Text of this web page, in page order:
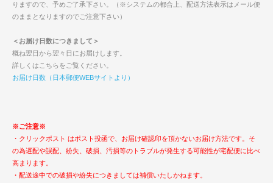
りますので、予めご了承下さい。（※システムの都合上、配送方法表示はメール便
のままとなりますのでご注意下さい）
＜お届け日数につきまして＞
概ね翌日から翌々日にお届けします。
詳しくはこちらをご覧ください。
お届け日数（日本郵便WEBサイトより）
※ご注意※
・クリックポスト はポスト投函で、お届け確認印を頂かないお届け方法です。そ
の為遅配や誤配、紛失、破損、汚損等のトラブルが発生する可能性が宅配便に比べ
高まります。
・配送途中での破損や紛失につきましては補償いたしかねます。